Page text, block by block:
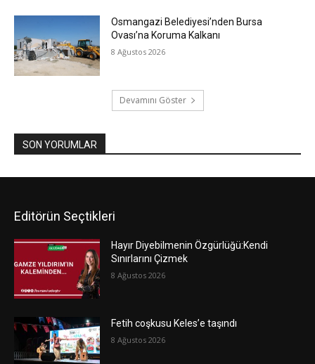
Osmangazi Belediyesi’nden Bursa
Ovası’na Koruma Kalkanı
8 Ağustos 2026
Devamını Göster
SON YORUMLAR
Editörün Seçtikleri
Hayır Diyebilmenin Özgürlüğü:Kendi
Sınırlarını Çizmek
8 Ağustos 2026
Fetih coşkusu Keles’e taşındı
8 Ağustos 2026